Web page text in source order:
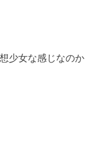
少女な感じなのか